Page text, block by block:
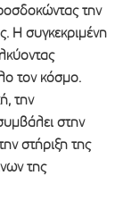
την
Η συγκεκριμένη
τον κόσμο.
την
στην
στήριξη της
της